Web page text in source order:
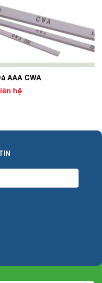
AAA CWA
hệ